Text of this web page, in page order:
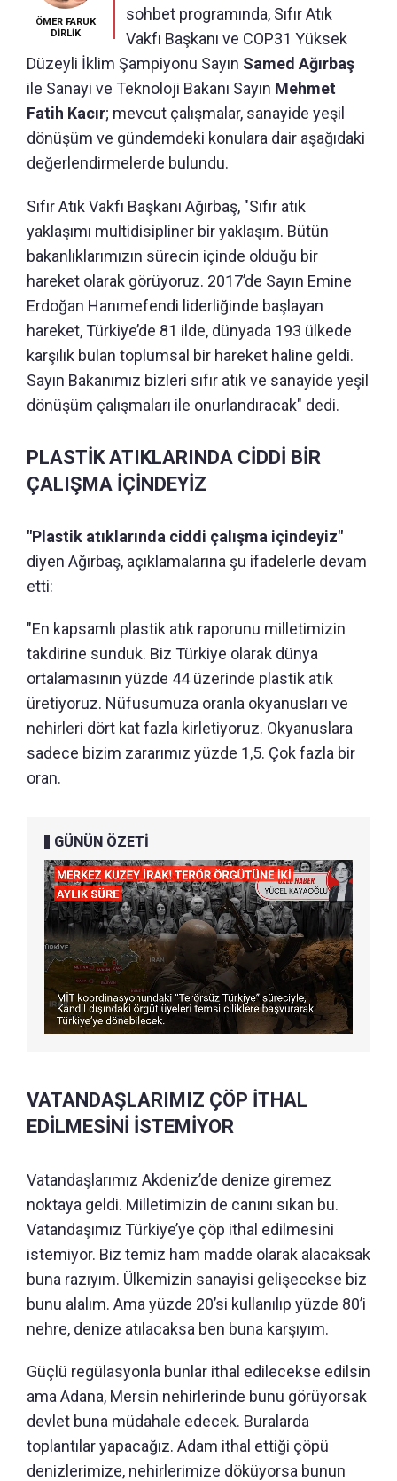
ÖMER FARUK
DİRLİK
sohbet programında, Sıfır Atık
Vakfı Başkanı ve COP31 Yüksek
Düzeyli İklim Şampiyonu Sayın Samed Ağırbaş
ile Sanayi ve Teknoloji Bakanı Sayın Mehmet
Fatih Kacır; mevcut çalışmalar, sanayide yeşil
dönüşüm ve gündemdeki konulara dair aşağıdaki
değerlendirmelerde bulundu.
Sıfır Atık Vakfı Başkanı Ağırbaş, "Sıfır atık
yaklaşımı multidisipliner bir yaklaşım. Bütün
bakanlıklarımızın sürecin içinde olduğu bir
hareket olarak görüyoruz. 2017’de Sayın Emine
Erdoğan Hanımefendi liderliğinde başlayan
hareket, Türkiye’de 81 ilde, dünyada 193 ülkede
karşılık bulan toplumsal bir hareket haline geldi.
Sayın Bakanımız bizleri sıfır atık ve sanayide yeşil
dönüşüm çalışmaları ile onurlandıracak" dedi.
PLASTİK ATIKLARINDA CİDDİ BİR
ÇALIŞMA İÇİNDEYİZ
"Plastik atıklarında ciddi çalışma içindeyiz"
diyen Ağırbaş, açıklamalarına şu ifadelerle devam
etti:
"En kapsamlı plastik atık raporunu milletimizin
takdirine sunduk. Biz Türkiye olarak dünya
ortalamasının yüzde 44 üzerinde plastik atık
üretiyoruz. Nüfusumuza oranla okyanusları ve
nehirleri dört kat fazla kirletiyoruz. Okyanuslara
sadece bizim zararımız yüzde 1,5. Çok fazla bir
oran.
GÜNÜN ÖZETİ
VATANDAŞLARIMIZ ÇÖP İTHAL
EDİLMESİNİ İSTEMİYOR
Vatandaşlarımız Akdeniz’de denize giremez
noktaya geldi. Milletimizin de canını sıkan bu.
Vatandaşımız Türkiye’ye çöp ithal edilmesini
istemiyor. Biz temiz ham madde olarak alacaksak
buna razıyım. Ülkemizin sanayisi gelişecekse biz
bunu alalım. Ama yüzde 20’si kullanılıp yüzde 80’i
nehre, denize atılacaksa ben buna karşıyım.
Güçlü regülasyonla bunlar ithal edilecekse edilsin
ama Adana, Mersin nehirlerinde bunu görüyorsak
devlet buna müdahale edecek. Buralarda
toplantılar yapacağız. Adam ithal ettiği çöpü
denizlerimize, nehirlerimize döküyorsa bunun